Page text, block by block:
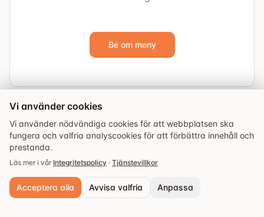
Be om meny
Vi använder cookies
Vi använder nödvändiga cookies för att webbplatsen ska
fungera och valfria analyscookies för att förbättra innehåll och
prestanda.
Läs mer i vår Integritetspolicy · Tjänstevillkor
Acceptera alla Avvisa valfria Anpassa